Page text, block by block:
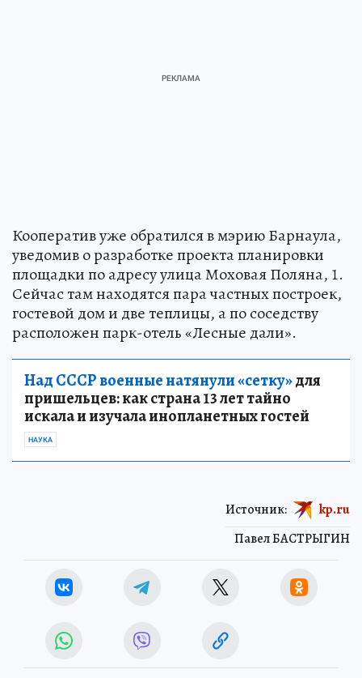
Кооператив уже обратился в мэрию Барнаула,
уведомив о разработке проекта планировки
площадки по адресу улица Моховая Поляна, 1.
Сейчас там находятся пара частных построек,
гостевой дом и две теплицы, а по соседству
расположен парк-отель «Лесные дали».
Над СССР военные натянули «сетку»для
пришельцев: как страна 13 лет тайно
искала и изучала инопланетных гостей
НАУКА
Павел БАСТРЫГИН
Источник: kp.ru